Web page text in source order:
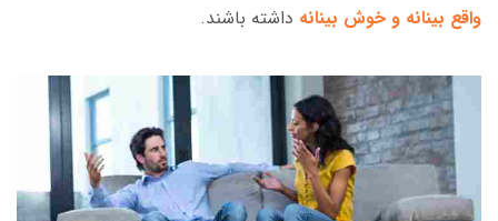
واقع بینانه و خوش بینانه داشته باشند.